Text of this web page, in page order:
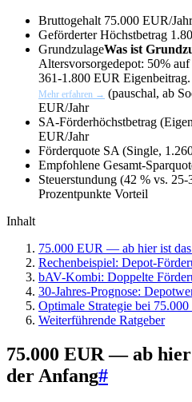
Bruttogehalt 75.000 EUR/
Geförderter Höchstbetrag
GrundzulageWas ist
Altersvorsorgedepot: 50%
361-1.800 EUR
Mehr erfahren → (pauschal, ab
EUR/Jahr
SA-Förderhöchstbetrag
EUR/Jahr
Förderquote SA (Single,
Empfohlene Gesamt-
Steuerstundung (42 % vs.
Prozentpunkte Vorteil
Inhalt
75.000 EUR — ab hier ist
Rechenbeispiel: Depot-
bAV-Kombi: Doppelte
30-Jahres-Prognose:
Optimale Strategie bei
Weiterführende Ratgeber
75.000 EUR — ab
der Anfang#